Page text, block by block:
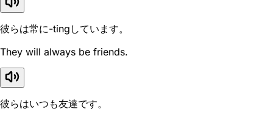
彼らは常に-tingしています。
They will always be friends.
彼らはいつも友達です。